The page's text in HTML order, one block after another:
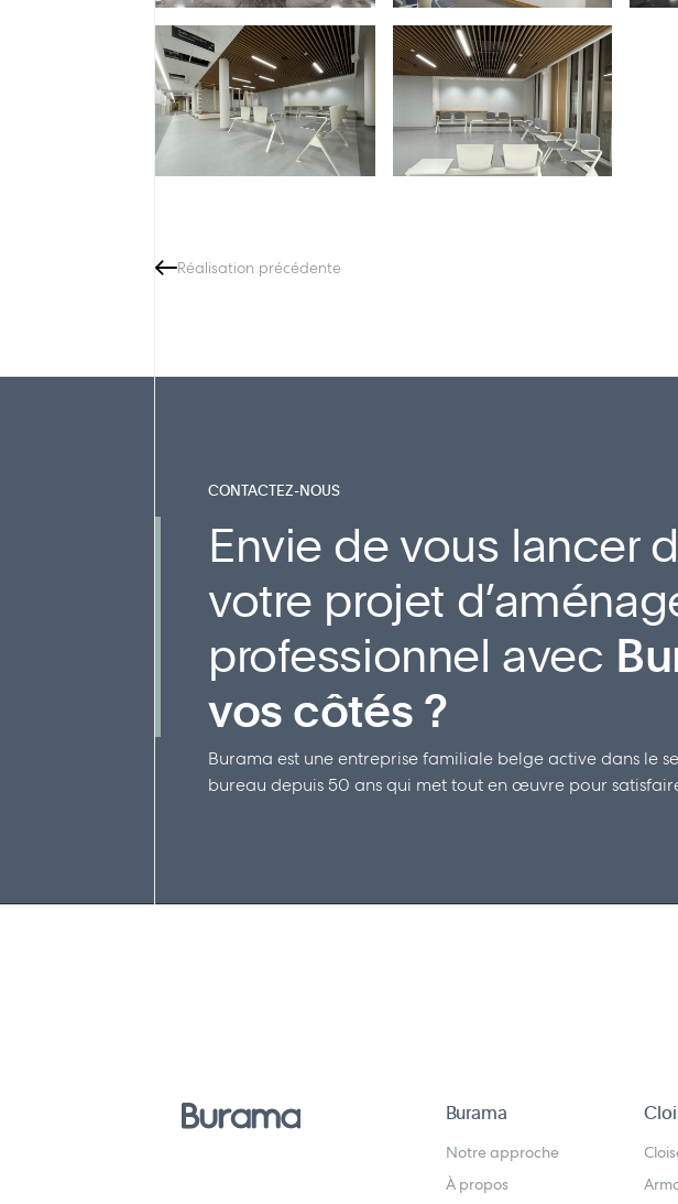
Réalisation précédente
CONTACTEZ-NOUS
Envie de vous lancer
votre projet
professionnel avec
vos côtés ?
Burama est une entreprise familiale belge active dans le
bureau depuis 50 ans qui met tout en œuvre pour
Burama
Notre approche
À propos